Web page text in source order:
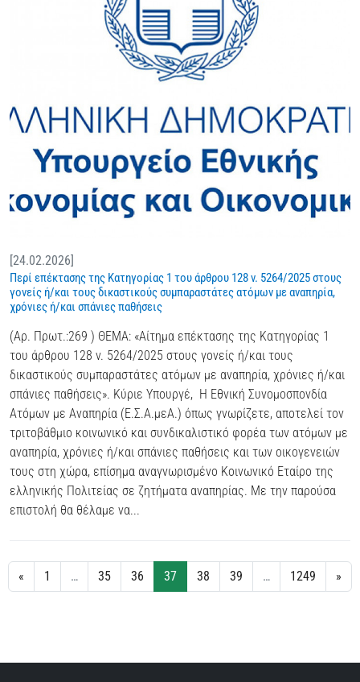
[24.02.2026]
Περί επέκτασης της Κατηγορίας 1 του άρθρου 128 ν. 5264/2025 στους
γονείς ή/και τους δικαστικούς συμπαραστάτες ατόμων με αναπηρία,
χρόνιες ή/και σπάνιες παθήσεις
(Αρ. Πρωτ.:269 ) ΘΕΜΑ: «Αίτημα επέκτασης της Κατηγορίας 1
του άρθρου 128 ν. 5264/2025 στους γονείς ή/και τους
δικαστικούς συμπαραστάτες ατόμων με αναπηρία, χρόνιες ή/και
σπάνιες παθήσεις». Κύριε Υπουργέ, Η Εθνική Συνομοσπονδία
Ατόμων με Αναπηρία (Ε.Σ.Α.μεΑ.) όπως γνωρίζετε, αποτελεί τον
τριτοβάθμιο κοινωνικό και συνδικαλιστικό φορέα των ατόμων με
αναπηρία, χρόνιες ή/και σπάνιες παθήσεις και των οικογενειών
τους στη χώρα, επίσημα αναγνωρισμένο Κοινωνικό Εταίρο της
ελληνικής Πολιτείας σε ζητήματα αναπηρίας. Με την παρούσα
επιστολή θα θέλαμε να...
« 1 … 35 36 37 38 39 … 1249 »